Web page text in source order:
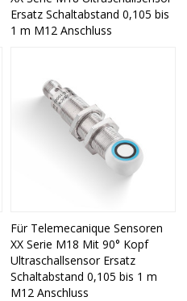
Ersatz Schaltabstand 0,105 bis
1 m M12 Anschluss
Für Telemecanique Sensoren
XX Serie M18 Mit 90° Kopf
Ultraschallsensor Ersatz
Schaltabstand 0,105 bis 1 m
M12 Anschluss